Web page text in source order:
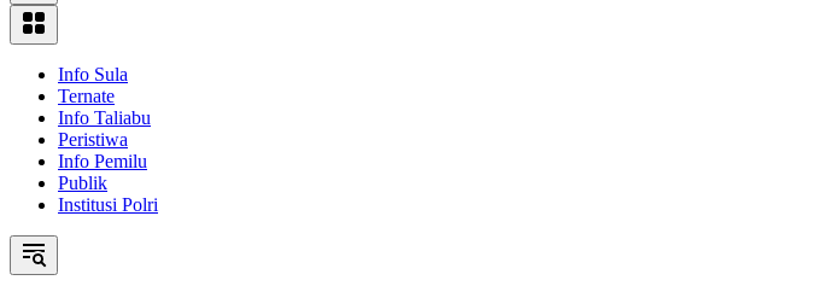
Info Sula
Ternate
Info Taliabu
Peristiwa
Info Pemilu
Publik
Institusi Polri